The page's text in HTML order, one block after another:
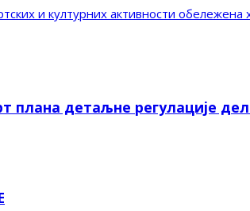
и културних активности обележена
плана детаљне регулације